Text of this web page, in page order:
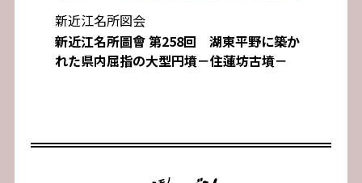
新近江名所図会
新近江名所圖會 第258回 湖東平野に築か
れた県内屈指の大型円墳－住蓮坊古墳－